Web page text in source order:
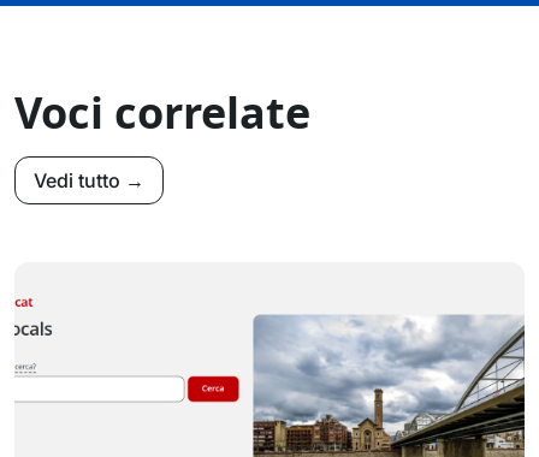
Voci correlate
Vedi tutto →